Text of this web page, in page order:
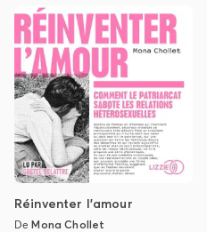
Réinventer l'amour
DeMona Chollet